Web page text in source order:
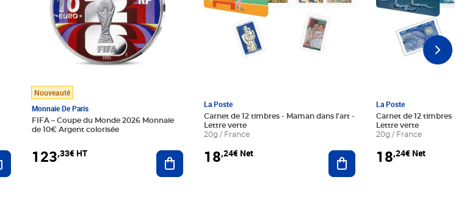
Ajouter au panier
Nouveauté
Monnaie De Paris
FIFA – Coupe du Monde 2026 Monnaie
de 10€ Argent colorisée
123,33€ HT Ajouter au panier
La Poste
Carnet de 12 timbres - Maman dans l'art -
Lettre verte
20g / France
18,24€ Net Ajouter au panier
La Poste
Carnet de 12 timbres - Le
Lettre verte
20g / France
18,24€ Net